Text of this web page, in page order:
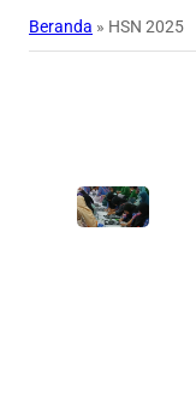
Beranda » HSN 2025